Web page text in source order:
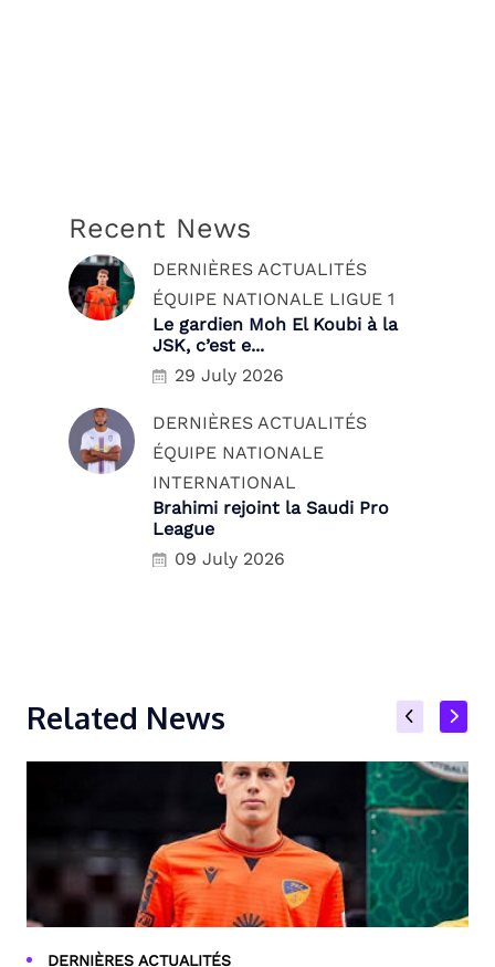
Recent News
DERNIÈRES ACTUALITÉS
ÉQUIPE NATIONALE LIGUE 1
Le gardien Moh El Koubi à la
JSK, c’est e...
29 July 2026
DERNIÈRES ACTUALITÉS
ÉQUIPE NATIONALE
INTERNATIONAL
Brahimi rejoint la Saudi Pro
League
09 July 2026
Related News
DERNIÈRES ACTUALITÉS